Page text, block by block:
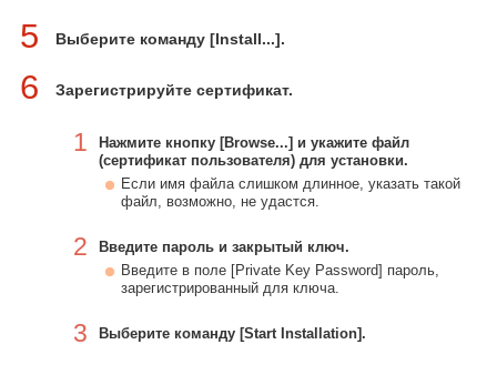
5 Выберите команду [Install...].
6 Зарегистрируйте сертификат.
1
Нажмите кнопку [Browse...] и укажите файл
(сертификат пользователя) для установки.
Если имя файла слишком длинное, указать такой
файл, возможно, не удастся.
2
Введите пароль и закрытый ключ.
Введите в поле [Private Key Password] пароль,
зарегистрированный для ключа.
3 Выберите команду [Start Installation].